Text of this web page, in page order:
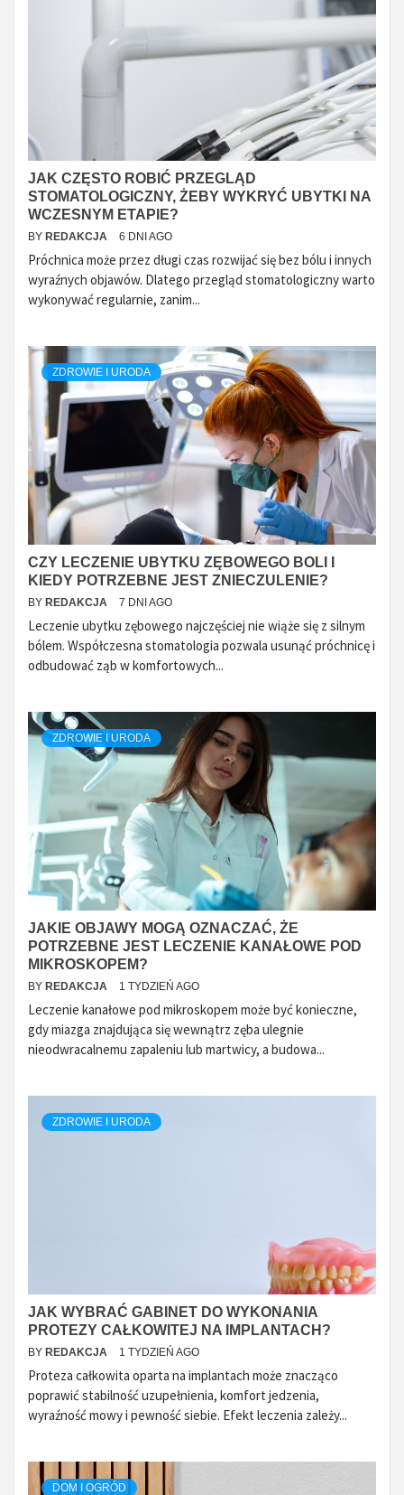
JAK CZĘSTO ROBIĆ PRZEGLĄD
STOMATOLOGICZNY, ŻEBY WYKRYĆ UBYTKI NA
WCZESNYM ETAPIE?
BY REDAKCJA 6 DNI AGO
Próchnica może przez długi czas rozwijać się bez bólu i innych
wyraźnych objawów. Dlatego przegląd stomatologiczny warto
wykonywać regularnie, zanim...
ZDROWIE I URODA
CZY LECZENIE UBYTKU ZĘBOWEGO BOLI I
KIEDY POTRZEBNE JEST ZNIECZULENIE?
BY REDAKCJA 7 DNI AGO
Leczenie ubytku zębowego najczęściej nie wiąże się z silnym
bólem. Współczesna stomatologia pozwala usunąć próchnicę i
odbudować ząb w komfortowych...
ZDROWIE I URODA
JAKIE OBJAWY MOGĄ OZNACZAĆ, ŻE
POTRZEBNE JEST LECZENIE KANAŁOWE POD
MIKROSKOPEM?
BY REDAKCJA 1 TYDZIEŃ AGO
Leczenie kanałowe pod mikroskopem może być konieczne,
gdy miazga znajdująca się wewnątrz zęba ulegnie
nieodwracalnemu zapaleniu lub martwicy, a budowa...
ZDROWIE I URODA
JAK WYBRAĆ GABINET DO WYKONANIA
PROTEZY CAŁKOWITEJ NA IMPLANTACH?
BY REDAKCJA 1 TYDZIEŃ AGO
Proteza całkowita oparta na implantach może znacząco
poprawić stabilność uzupełnienia, komfort jedzenia,
wyraźność mowy i pewność siebie. Efekt leczenia zależy...
DOM I OGRÓD